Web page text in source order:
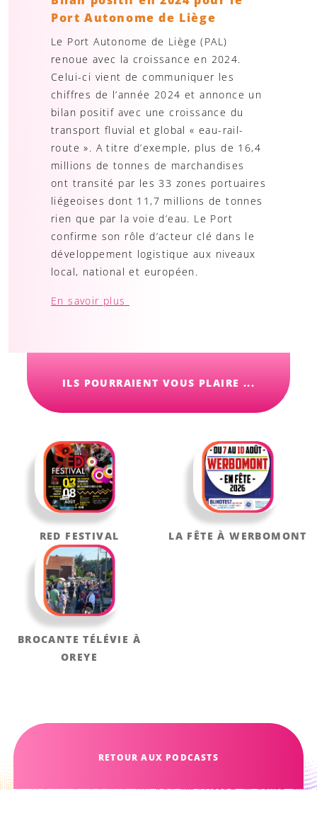
Port Autonome de Liège
Le Port Autonome de Liège (PAL)
renoue avec la croissance en 2024.
Celui-ci vient de communiquer les
chiffres de l’année 2024 et annonce un
bilan positif avec une croissance du
transport fluvial et global « eau-rail-
route ». A titre d’exemple, plus de 16,4
millions de tonnes de marchandises
ont transité par les 33 zones portuaires
liégeoises dont 11,7 millions de tonnes
rien que par la voie d’eau. Le Port
confirme son rôle d’acteur clé dans le
développement logistique aux niveaux
local, national et européen.
En savoir plus
ILS POURRAIENT VOUS PLAIRE ...
RED FESTIVAL LA FÊTE À WERBOMONT
BROCANTE TÉLÉVIE À
OREYE
RETOUR AUX PODCASTS